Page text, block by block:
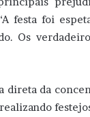
festa foi
Os
da